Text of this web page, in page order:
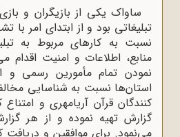
ساواک یکی از بازیگران و
تبلیغاتی بود و از ابتدای امر با
نسبت به کارهای مربوط به
منابع، اطلاعات و امنیت اقدام
نمودن تمام مأمورین رسمی و
استان‌ها نسبت به شناسایی
کنندگان قرآن آریامهری و
گزارش تهیه نموده و از هر
می‌نمود. برای موافقین و